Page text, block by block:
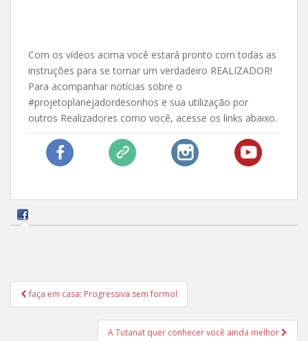
Com os vídeos acima você estará pronto com todas as
instruções para se tornar um verdadeiro REALIZADOR!
Para acompanhar notícias sobre o
#projetoplanejadordesonhos e sua utilização por
outros Realizadores como você, acesse os links abaixo.
Navegação
de
faça em casa: Progressiva sem formol
A Tutanat quer conhecer você ainda melhor